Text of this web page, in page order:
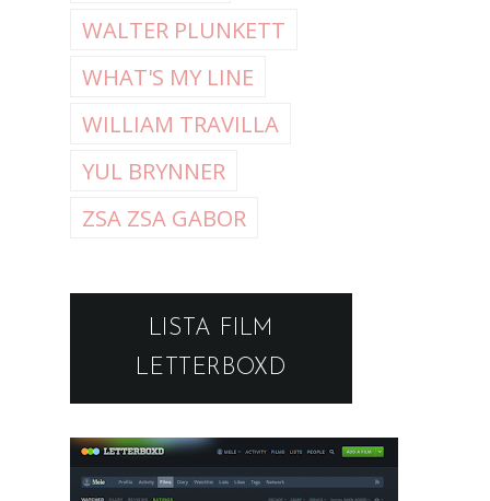
WALTER PLUNKETT
WHAT'S MY LINE
WILLIAM TRAVILLA
YUL BRYNNER
ZSA ZSA GABOR
LISTA FILM
LETTERBOXD